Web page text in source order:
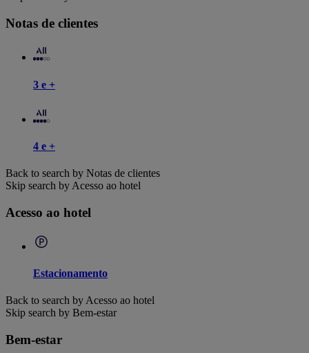
Notas de clientes
3 e +
4 e +
Back to search by Notas de clientes
Skip search by Acesso ao hotel
Acesso ao hotel
Estacionamento
Back to search by Acesso ao hotel
Skip search by Bem-estar
Bem-estar